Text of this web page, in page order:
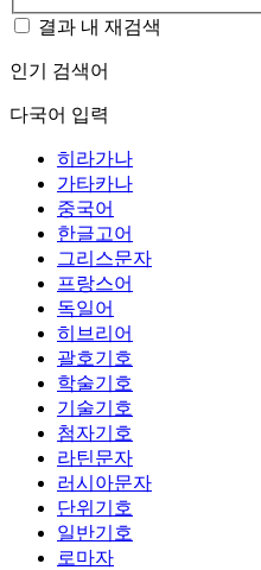
결과 내 재검색
인기 검색어
다국어 입력
히라가나
가타카나
중국어
한글고어
그리스문자
프랑스어
독일어
히브리어
괄호기호
학술기호
기술기호
첨자기호
라틴문자
러시아문자
단위기호
일반기호
로마자